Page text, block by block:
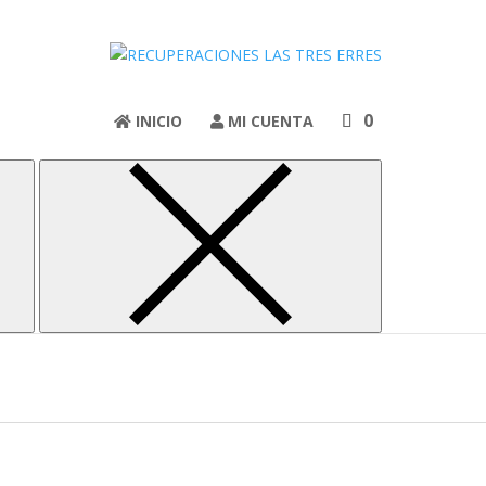
INICIO MI CUENTA 0
Yashica Super 40 K
por teléfono o por whatsApp: 615 443 830